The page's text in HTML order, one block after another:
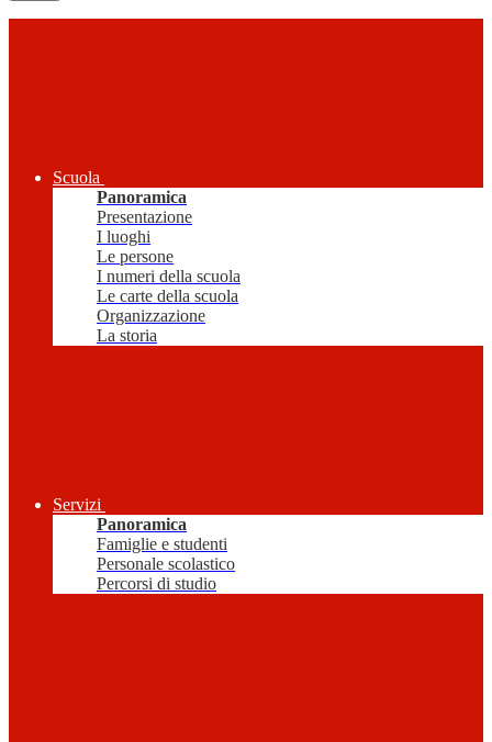
Scuola
Panoramica
Presentazione
I luoghi
Le persone
I numeri della scuola
Le carte della scuola
Organizzazione
La storia
Servizi
Panoramica
Famiglie e studenti
Personale scolastico
Percorsi di studio